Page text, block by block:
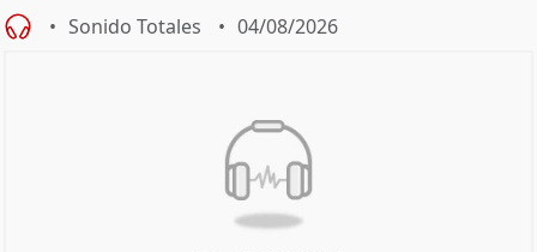
Sonido Totales 04/08/2026